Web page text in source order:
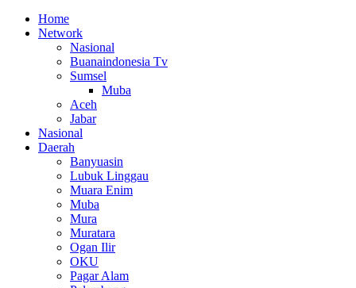
Home
Network
Nasional
Buanaindonesia Tv
Sumsel
Muba
Aceh
Jabar
Nasional
Daerah
Banyuasin
Lubuk Linggau
Muara Enim
Muba
Mura
Muratara
Ogan Ilir
OKU
Pagar Alam